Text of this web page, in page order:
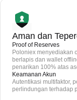
Aman dan
Proof of Reserves
Poloniex menyediakan
berlapis dan wallet
penarikan 100% atas
Keamanan Akun
Autentikasi multifaktor,
perlindungan terhadap